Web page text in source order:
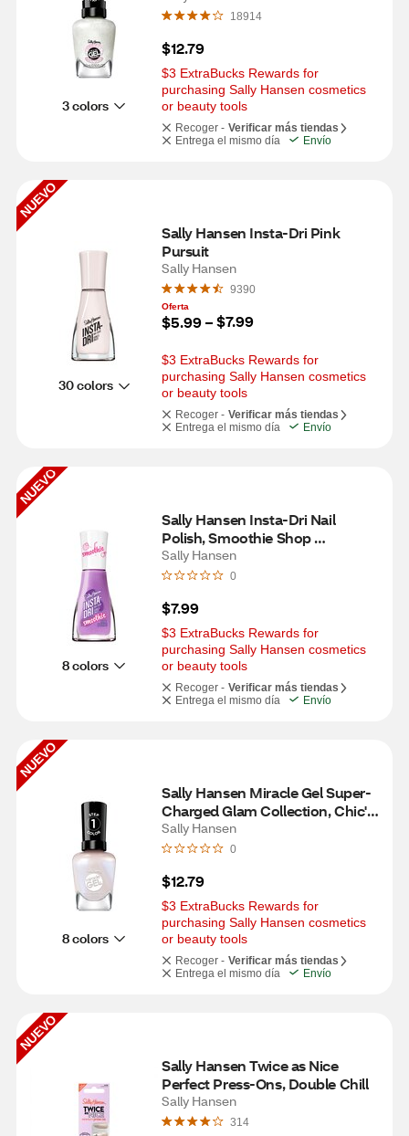
3 colors
18914
$12.79
$3 ExtraBucks Rewards for
purchasing Sally Hansen cosmetics
or beauty tools
Recoger - Verificar más tiendas
Entrega el mismo día
Envío
NUEVO
30 colors
Sally Hansen Insta-Dri Pink
Pursuit
Sally Hansen
9390
Oferta
$5.99 – $7.99
$3 ExtraBucks Rewards for
purchasing Sally Hansen cosmetics
or beauty tools
Recoger - Verificar más tiendas
Entrega el mismo día
Envío
NUEVO
8 colors
Sally Hansen Insta-Dri Nail
Polish, Smoothie Shop
Collection, Ube-licious
Sally Hansen
0
$7.99
$3 ExtraBucks Rewards for
purchasing Sally Hansen cosmetics
or beauty tools
Recoger - Verificar más tiendas
Entrega el mismo día
Envío
NUEVO
8 colors
Sally Hansen Miracle Gel Super-
Charged Glam Collection, Chic's
in Charge
Sally Hansen
0
$12.79
$3 ExtraBucks Rewards for
purchasing Sally Hansen cosmetics
or beauty tools
Recoger - Verificar más tiendas
Entrega el mismo día
Envío
NUEVO
Sally Hansen Twice as Nice
Perfect Press-Ons, Double Chill
Sally Hansen
314